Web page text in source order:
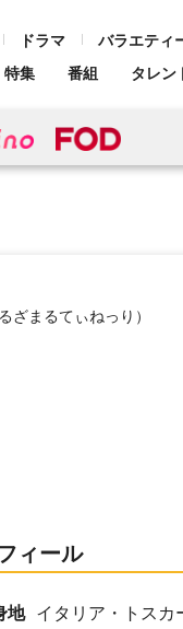
ドラマ バラエティ
特集 番組 タレン
るざまるてぃねっり）
ィール
地 イタリア・トスカ